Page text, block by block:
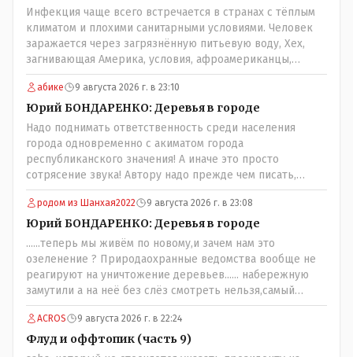
Инфекция чаще всего встречается в странах с тёплым
климатом и плохими санитарными условиями. Человек
заражается через загрязнённую питьевую воду, Хех,
загнивающая Америка, условия, афроамериканцы,
грязная вода, отсутствие страховок, нечистоплотные
мигранты и прочее.. Лучше России и Казахстана жить
негде..
абике 9 августа 2026 г. в 23:10
Юрий БОНДАРЕНКО: Деревья в городе
Надо поднимать ответственность среди населения
города одновременно с акиматом города
республиканского значения! А иначе это просто
сотрясение звука! Автору надо прежде чем писать,
необходимо самому обратиться в ЖКХ акимата и
разобраться прежде чем своей статьей провоцировать
население города!
родом из Шанхая2022 9 августа 2026 г. в 23:08
Юрий БОНДАРЕНКО: Деревья в городе
......теперь мы живём по новому,и зачем нам это
озеленение ? Природаохранные ведомства вообще не
реагируют на уничтожение деревьев...... набережную
замутили а на неё без слёз смотреть нельзя,самый
наивысший уровень рукопопства наших
строителей"специалистов",как исторические здания
сносить пожалуйста ,а как на века построить слабо.....Вы
вот господин Бондаренко большой учёный прошлись
ACROS 9 августа 2026 г. в 22:24
Флуд и оффтопик (часть 9)